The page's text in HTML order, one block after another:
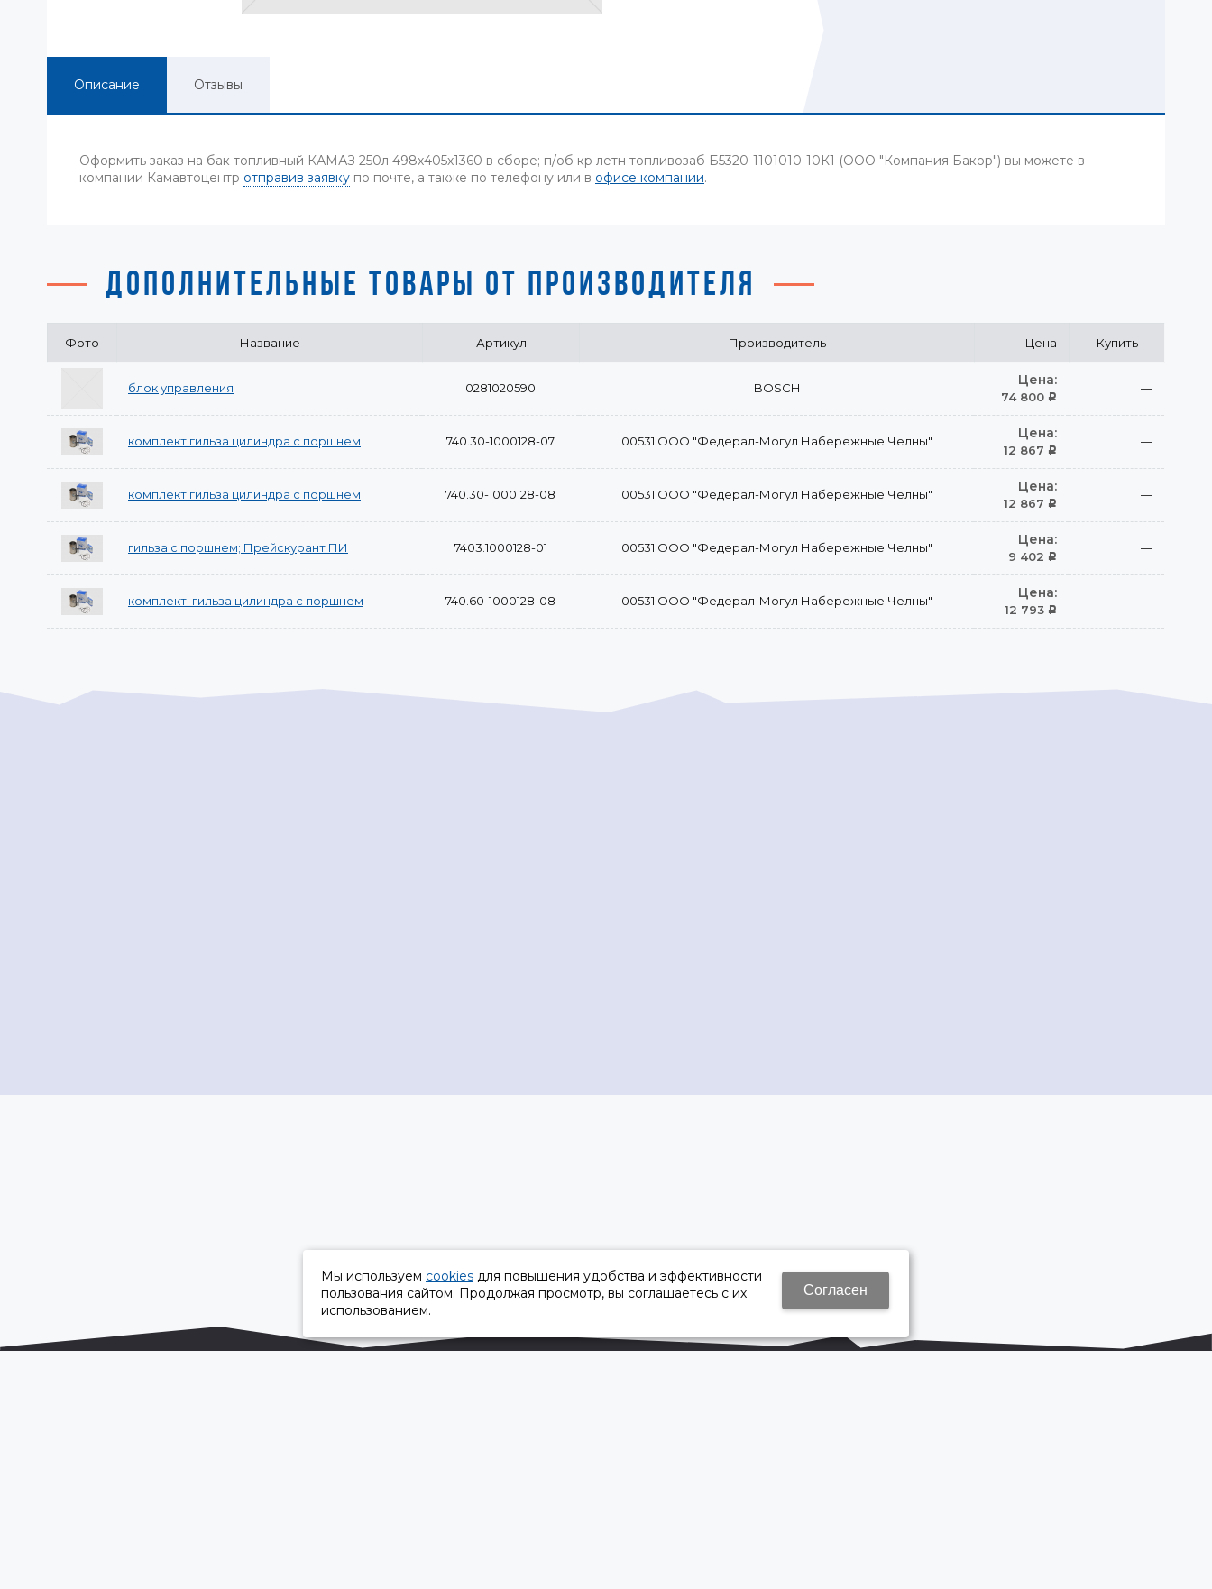
Описание Отзывы
Оформить заказ на бак топливный КАМАЗ 250л 498х405х1360 в сборе; п/об кр летн топливозаб Б5320-1101010-10К1 (ООО "Компания Бакор") вы можете в
компании Камавтоцентр отправив заявку по почте, а также по телефону или в офисе компании.
ДОПОЛНИТЕЛЬНЫЕ ТОВАРЫ ОТ ПРОИЗВОДИТЕЛЯ
Фото Название Артикул Производитель Цена Купить
блок управления 0281020590 BOSCH Цена:
74 800 Р
—
комплект:гильза цилиндра с поршнем 740.30-1000128-07 00531 ООО "Федерал-Могул Набережные Челны" Цена:
12 867 Р
—
комплект:гильза цилиндра с поршнем 740.30-1000128-08 00531 ООО "Федерал-Могул Набережные Челны" Цена:
12 867 Р
—
гильза с поршнем; Прейскурант ПИ 7403.1000128-01 00531 ООО "Федерал-Могул Набережные Челны" Цена:
9 402 Р
—
комплект: гильза цилиндра с поршнем 740.60-1000128-08 00531 ООО "Федерал-Могул Набережные Челны" Цена:
12 793 Р
—
Мы используем cookies для повышения удобства и эффективности
пользования сайтом. Продолжая просмотр, вы соглашаетесь с их
использованием.
Согласен